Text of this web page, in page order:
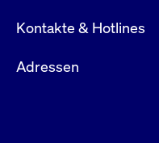
Kontakte & Hotlines
Adressen